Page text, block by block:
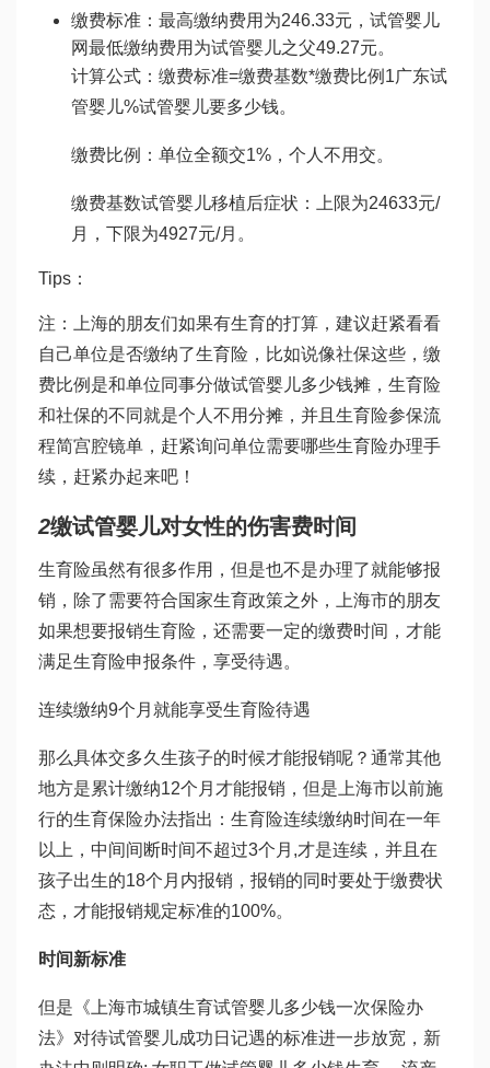
缴费标准：最高缴纳费用为246.33元， 试管婴儿
网最低缴纳费用为试管婴儿之父49.27元。
计算公式：缴费标准=缴费基数*缴费比例1广东试
管婴儿%试管婴儿要多少钱。
缴费比例：单位全额交1%，个人不用交。
缴费基数试管婴儿移植后症状 ：上限为24633元/
月，下限为4927元/月。
Tips：
注：上海的朋友们如果有生育的打算，建议赶紧看看
自己单位是否缴纳了生育险，比如说像社保这些，缴
费比例是和单位同事分做试管婴儿多少钱摊，生育险
和社保的不同就是个人不用分摊，并且生育险参保流
程简宫腔镜单，赶紧询问单位需要哪些生育险办理手
续，赶紧办起来吧！
2缴试管婴儿对女性的伤害费时间
生育险虽然有很多作用，但是也不是办理了就能够报
销，除了需要符合国家生育政策之外，上海市的朋友
如果想要报销生育险，还需要一定的缴费时间，才能
满足生育险申报条件，享受待遇。
连续缴纳9个月就能享受生育险待遇
那么具体交多久生孩子的时候才能报销呢？通常其他
地方是累计缴纳12个月才能报销，但是上海市以前施
行的生育保险办法指出：生育险连续缴纳时间在一年
以上，中间间断时间不超过3个月,才是连续，并且在
孩子出生的18个月内报销，报销的同时要处于缴费状
态，才能报销规定标准的100%。
时间新标准
但是《上海市城镇生育试管婴儿多少钱一次保险办
法》对待试管婴儿成功日记遇的标准进一步放宽，新